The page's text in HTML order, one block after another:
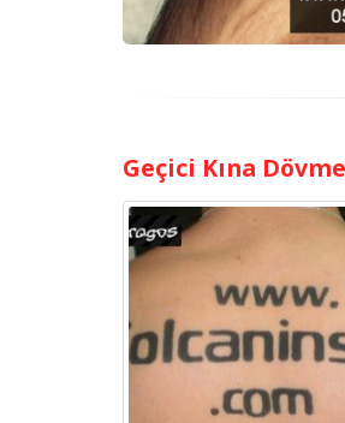
Geçici Kına